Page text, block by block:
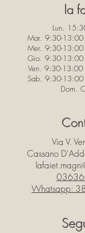
la
Lun.
Mar. 9:30-
Mer. 9:30-
Gio. 9:30-
Ven. 9:30-
Sab. 9:30-
Dom.
Via V.
Cassano
Whatsapp: